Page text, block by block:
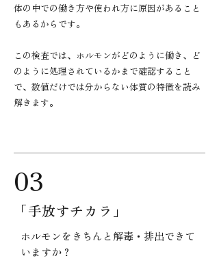
体の中での働き方や使われ方に原因があること
もあるからです。
この検査では、ホルモンがどのように働き、ど
のように処理されているかまで確認すること
で、数値だけでは分からない体質の特徴を読み
解きます。
03
​「手放すチカラ」
ホルモンをきちんと解毒・排出できて
いますか？